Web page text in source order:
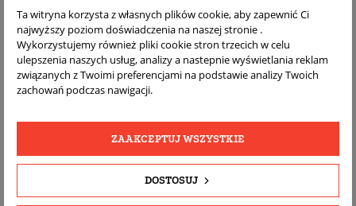
DARMOWA
WYSYŁKA
BEZPŁATNY
REALNE
SZCZEGÓŁY PRODUKTU
Ta witryna korzysta z własnych plików cookie, aby zapewnić Ci
najwyższy poziom doświadczenia na naszej stronie .
Wykorzystujemy również pliki cookie stron trzecich w celu
ulepszenia naszych usług, analizy a nastepnie wyświetlania reklam
związanych z Twoimi preferencjami na podstawie analizy Twoich
zachowań podczas nawigacji.
DOSTOSUJ
ZAAKCEPTUJ WSZYSTKIE